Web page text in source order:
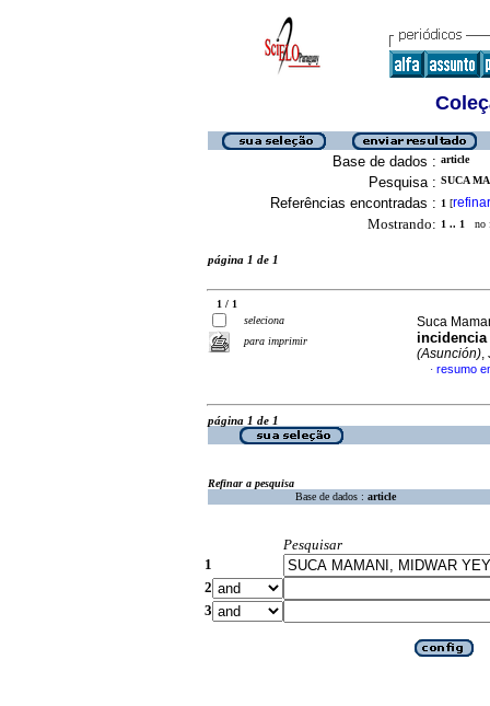
Base de dados : article
Pesquisa : SUCA
Referências encontradas : 1 [refinar
Mostrando: 1 .. 1 no
página 1 de 1
1 / 1
seleciona
para imprimir
Suca
incidencia
(Asunción),
· resumo
página 1 de 1
Refinar a pesquisa
Base de dados : article
Pesquisar
1
2
3